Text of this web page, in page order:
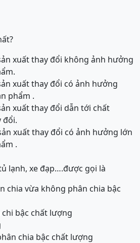
xuất thay đổi không ảnh hưởng
xuất thay đổi có ảnh hưởng
phẩm .
xuất thay đổi dẫn tới chất
đổi.
xuất thay đổi có ảnh hưởng lớn
.
lạnh, xe đạp….được gọi là
chia vừa không phân chia bậc
chi bậc chất lượng
chia bậc chất lượng